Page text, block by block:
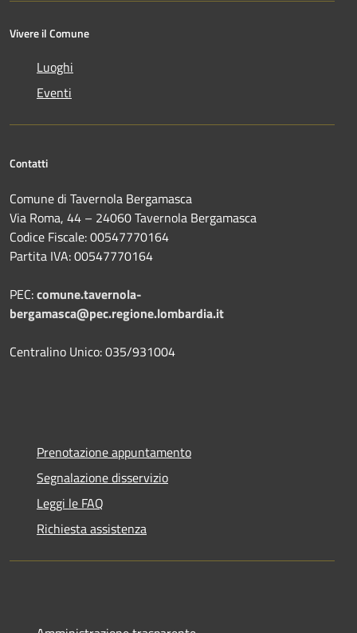
Vivere il Comune
Luoghi
Eventi
Contatti
Comune di Tavernola Bergamasca
Via Roma, 44 – 24060 Tavernola Bergamasca
Codice Fiscale: 00547770164
Partita IVA: 00547770164
PEC:comune.tavernola-
bergamasca@pec.regione.lombardia.it
Centralino Unico: 035/931004
Prenotazione appuntamento
Segnalazione disservizio
Leggi le FAQ
Richiesta assistenza